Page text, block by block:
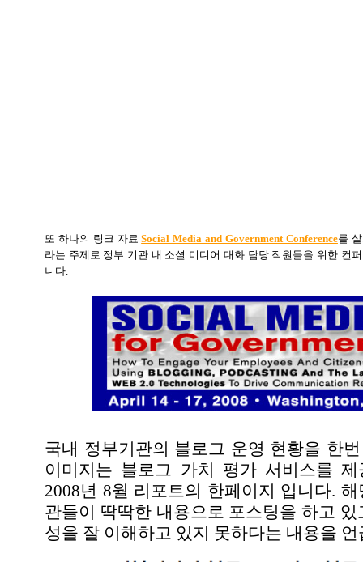
또 하나의 링크 자료 Social Media and Government Conference를
라는 주제로 정부 기관 내 소셜 미디어 대화 담당 직원들을 위한 컨
니다
국내 정부기관의 블로그 운영 현황을 한
이미지는 블로그 가치 평가 서비스를
2008년 8월 리포트의 한페이지 입니다. 해
관들이 딱딱한 내용으로 포스팅을 하고 있
성을 잘 이해하고 있지 못하다는 내용을